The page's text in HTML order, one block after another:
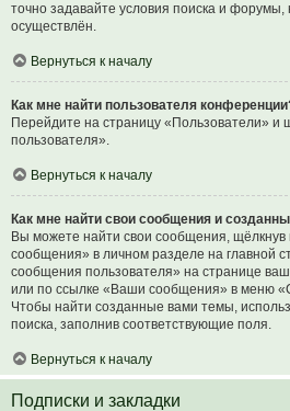
точно задавайте условия поиска и
осуществлён.
Вернуться к началу
Как мне найти пользователя
Перейдите на страницу «Пользователи» и
пользователя».
Вернуться к началу
Как мне найти свои сообщения и
Вы можете найти свои сообщения, щёлкнув
сообщения» в личном разделе на главной
сообщения пользователя» на странице
или по ссылке «Ваши сообщения» в меню
Чтобы найти созданные вами темы,
поиска, заполнив соответствующие поля.
Вернуться к началу
Подписки и закладки